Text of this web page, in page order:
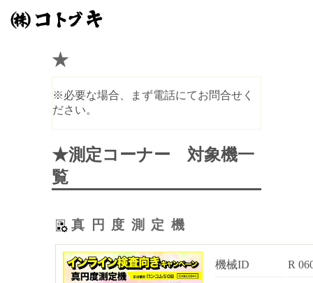
★
※必要な場合、まず電話にてお問合せく
ださい。
★測定コーナー 対象機一
覧
真円度測定機
機械ID R